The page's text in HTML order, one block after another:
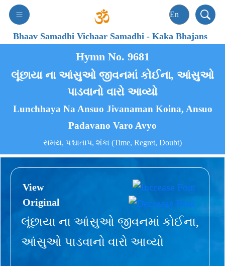
Bhaav Samadhi Vichaar Samadhi-Kaka Bhajans
Hymn No. 9681
લૂંછાયા ના આંસુઓ જીવનમાં કોઈના, આંસુઓ
પાડવાનો વારો આવ્યો
Lunchhaya Na Ansuo Jivanaman Koina, Ansuo
Padavano Varo Avyo
સમય, પશ્ચાતાપ, શંકા (Time, Regret, Doubt)
View
Original
લૂંછાયા ના આંસુઓ જીવનમાં કોઈના,
આંસુઓ પાડવાનો વારો આવ્યો